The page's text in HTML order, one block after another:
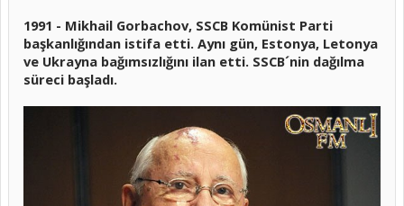
1991 - Mikhail Gorbachov, SSCB Komünist Parti
başkanlığından istifa etti. Aynı gün, Estonya, Letonya
ve Ukrayna bağımsızlığını ilan etti. SSCB´nin dağılma
süreci başladı.